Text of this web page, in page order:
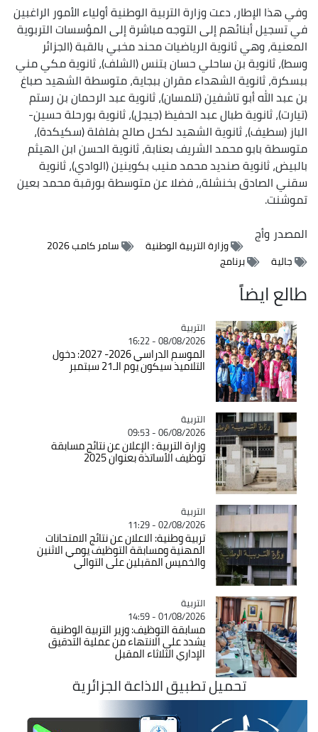
وفي هذا الإطار، دعت وزارة التربية الوطنية أولياء الأمور الراغبين
في تسجيل أبنائهم إلى التوجه مباشرة إلى المؤسسات التربوية
المعنية، وهي ثانوية الرياضيات محند مخبي بالقبة (الجزائر
وسط)، ثانوية بن ساحلي حسان بتنس (الشلف)، ثانوية مكي مني
ببسكرة، ثانوية الشهداء مقران ببجاية، متوسطة الشهيد صباغ
بن عبد الله أبو تاشفين (تلمسان)، ثانوية عبد الرحمان بن رستم
(تيارت)، ثانوية طبال عبد الحفيظ (جيجل)، ثانوية بورحلة حسين-
الباز (سطيف)، ثانوية الشهيد لكحل صالح بفلفلة (سكيكدة)،
متوسطة بابو محمد الشريف بعنابة، ثانوية الحسن ابن الهيثم
بالبيض، ثانوية صنديد محمد منيب بكوينين (الوادي)، ثانوية
سقني الصادق بخنشلة،، فضلا عن متوسطة بورقبة محمد بعين
تموشنت.
المصدروأج
وزارة التربية الوطنية
سامر كامب 2026
جالية
برنامج
طالع ايضاً
Catégorie
التربية
08/08/2026 - 16:22
الموسم الدراسي 2026- 2027: دخول
التلاميذ سيكون يوم الـ21 سبتمبر
Catégorie
التربية
06/08/2026 - 09:53
وزارة التربية : الإعلان عن نتائج مسابقة
توظيف الأساتذة بعنوان 2025
Catégorie
التربية
02/08/2026 - 11:29
تربية وطنية: الاعلان عن نتائج الامتحانات
المهنية ومسابقة التوظيف يومي الاثنين
والخميس المقبلين على التوالي
Catégorie
التربية
01/08/2026 - 14:59
مسابقة التوظيف: وزير التربية الوطنية
يشدد على الانتهاء من عملية التدقيق
الإداري الثلاثاء المقبل
تحميل تطبيق الاذاعة الجزائرية